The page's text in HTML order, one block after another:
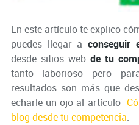
En este artículo te explico
puedes llegar a conseguir
desde sitios web de tu
tanto laborioso pero
resultados son más que
echarle un ojo al artículo
blog desde tu competencia.